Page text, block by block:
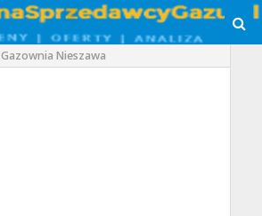
Gazownia Nieszawa